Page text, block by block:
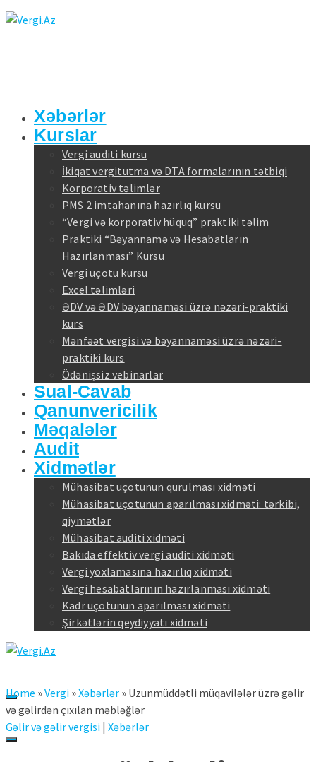
Xəbərlər
Kurslar
Vergi auditi kursu
İkiqat vergitutma və DTA formalarının tətbiqi
Korporativ təlimlər
PMS 2 imtahanına hazırlıq kursu
“Vergi və korporativ hüquq” praktiki təlim
Praktiki “Bəyannamə və Hesabatların
Hazırlanması” Kursu
Vergi uçotu kursu
Excel təlimləri
ƏDV və ƏDV bəyannaməsi üzrə nəzəri-praktiki
kurs
Mənfəət vergisi və bəyannaməsi üzrə nəzəri-
praktiki kurs
Ödənişsiz vebinarlar
Sual-Cavab
Qanunvericilik
Məqalələr
Audit
Xidmətlər
Mühasibat uçotunun qurulması xidməti
Mühasibat uçotunun aparılması xidməti: tərkibi,
qiymətlər
Mühasibat auditi xidməti
Bakıda effektiv vergi auditi xidməti
Vergi yoxlamasına hazırlıq xidməti
Vergi hesabatlarının hazırlanması xidməti
Kadr uçotunun aparılması xidməti
Şirkətlərin qeydiyyatı xidməti
Home »Vergi »Xəbərlər » Uzunmüddətli müqavilələr üzrə gəlir
və gəlirdən çıxılan məbləğlər
Gəlir və gəlir vergisi | Xəbərlər